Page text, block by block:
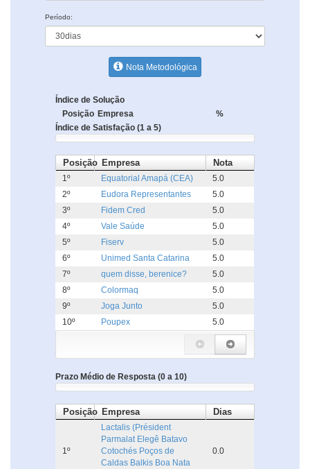
Período:
Nota Metodológica
Índice de Solução
Posição Empresa
%
Índice de Satisfação (1 a 5)
Posição Empresa Nota
1º Equatorial Amapá (CEA)
5.0
2º
Eudora Representantes
5.0
3º
Fidem Cred
5.0
4º
Vale Saúde
5.0
5º
Fiserv
5.0
6º
Unimed Santa Catarina
5.0
7º
quem disse, berenice?
5.0
8º
Colormaq
5.0
9º
Joga Junto
5.0
10º
Poupex 5.0
Prazo Médio de Resposta (0 a 10)
Posição Empresa Dias
1º
Lactalis (Président
Parmalat Elegê Batavo
Cotochés Poços de
Caldas Balkis Boa Nata
0.0